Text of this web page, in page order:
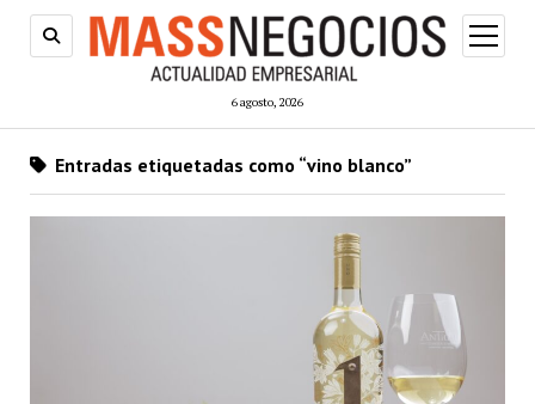
6 agosto, 2026
abrir
menú
Entradas etiquetadas como “vino blanco”